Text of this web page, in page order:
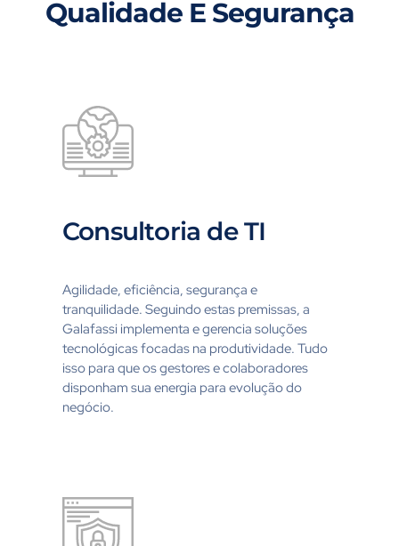
Qualidade E Segurança
Consultoria de TI
Agilidade, eficiência, segurança e
tranquilidade. Seguindo estas premissas, a
Galafassi implementa e gerencia soluções
tecnológicas focadas na produtividade. Tudo
isso para que os gestores e colaboradores
disponham sua energia para evolução do
negócio.